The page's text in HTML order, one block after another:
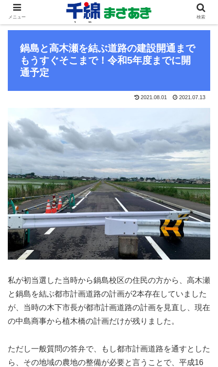
鍋島と高木瀬を結ぶ道路の建設開通まで
もうすぐそこまで！令和5年度までに開
通予定
2021.08.01 2021.07.13
私が初当選した当時から鍋島校区の住民の方から、高木瀬
と鍋島を結ぶ都市計画道路の計画が2本存在していました
が、当時の木下市長が都市計画道路の計画を見直し、現在
の中島商事から植木橋の計画だけが残りました。
ただし一般質問の答弁で、もし都市計画道路を通すとした
ら、その地域の農地の整備が必要と言うことで、平成16
メニュー 検索